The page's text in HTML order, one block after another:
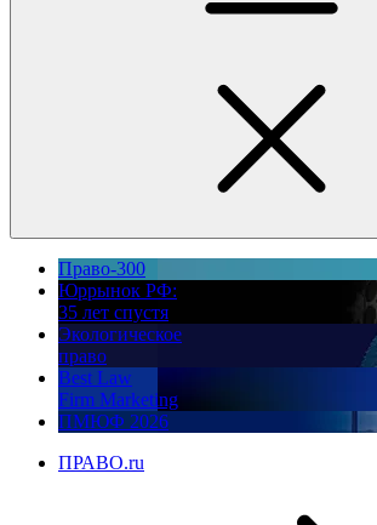
Право-300
Юррынок РФ:
35 лет спустя
Экологическое
право
Best Law
Firm Marketing
ПМЮФ 2026
ПРАВО.ru